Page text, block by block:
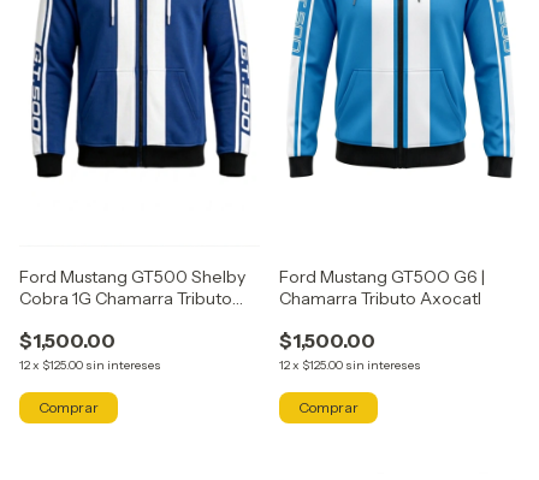
Ford Mustang GT500 Shelby
Cobra 1G Chamarra Tributo
$1,500.00
12x $125.00 sin intereses
Comprar
Ford Mustang GT5OO G6 |
Chamarra Tributo Axocatl
$1,500.00
12x $125.00 sin intereses
Comprar